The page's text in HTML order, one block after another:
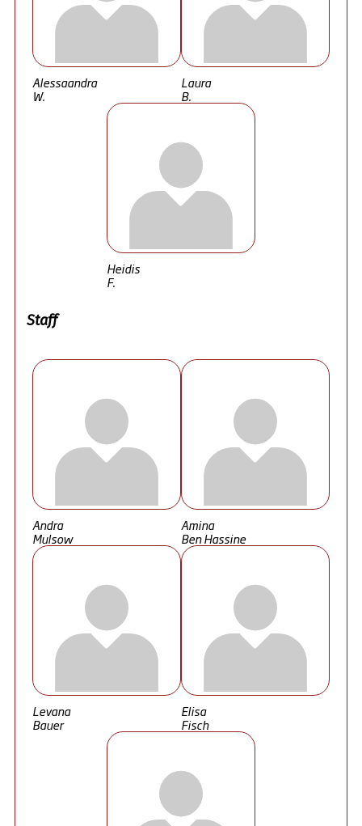
Alessaandra
W.
Laura
B.
Heidis
F.
Staff
Andra
Mulsow
Amina
Ben Hassine
Levana
Bauer
Elisa
Fisch